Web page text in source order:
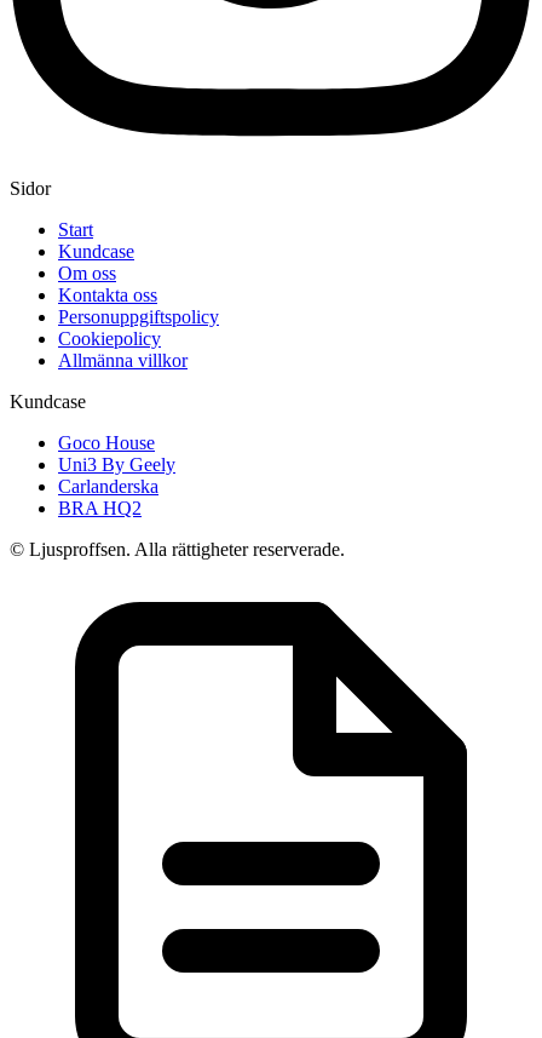
Sidor
Start
Kundcase
Om oss
Kontakta oss
Personuppgiftspolicy
Cookiepolicy
Allmänna villkor
Kundcase
Goco House
Uni3 By Geely
Carlanderska
BRA HQ2
© Ljusproffsen. Alla rättigheter reserverade.